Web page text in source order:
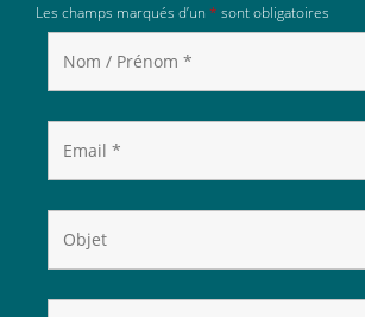
Les champs marqués d’un * sont obligatoires